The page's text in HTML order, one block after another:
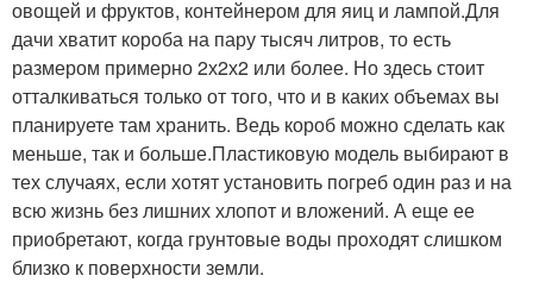
овощей и фруктов, контейнером для яиц и лампой.Для
дачи хватит короба на пару тысяч литров, то есть
размером примерно 2х2х2 или более. Но здесь стоит
отталкиваться только от того, что и в каких объемах вы
планируете там хранить. Ведь короб можно сделать как
меньше, так и больше.Пластиковую модель выбирают в
тех случаях, если хотят установить погреб один раз и на
всю жизнь без лишних хлопот и вложений. А еще ее
приобретают, когда грунтовые воды проходят слишком
близко к поверхности земли.